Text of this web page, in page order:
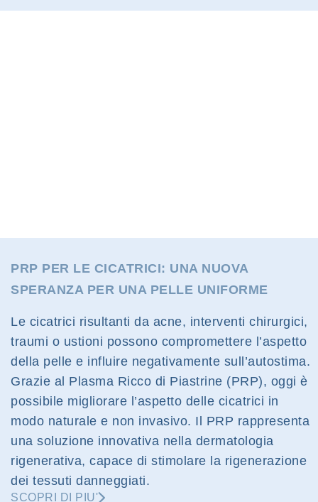
PRP PER LE CICATRICI: UNA NUOVA
SPERANZA PER UNA PELLE UNIFORME
Le cicatrici risultanti da acne, interventi chirurgici,
traumi o ustioni possono compromettere l’aspetto
della pelle e influire negativamente sull’autostima.
Grazie al Plasma Ricco di Piastrine (PRP), oggi è
possibile migliorare l’aspetto delle cicatrici in
modo naturale e non invasivo. Il PRP rappresenta
una soluzione innovativa nella dermatologia
rigenerativa, capace di stimolare la rigenerazione
dei tessuti danneggiati.
SCOPRI DI PIU'